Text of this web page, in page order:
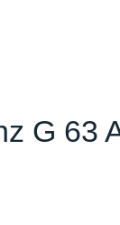
G 63